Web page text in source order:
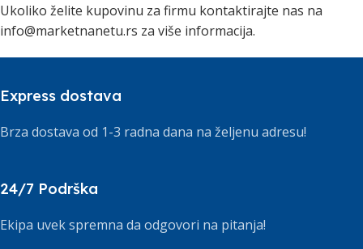
Ukoliko želite kupovinu za firmu kontaktirajte nas na
info@marketnanetu.rs za više informacija.
Express dostava
Brza dostava od 1-3 radna dana na željenu adresu!
24/7 Podrška
Ekipa uvek spremna da odgovori na pitanja!